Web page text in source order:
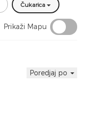
Čukarica
Prikaži Mapu
Poredjaj po